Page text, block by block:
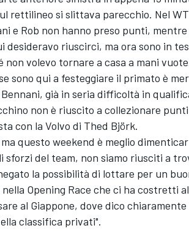
rettilineo si slittava parecchio. Nel
e Rob non hanno preso punti,
desideravo riuscirci, ma ora sono in
volevo tornare a casa a mani
sono qui a festeggiare il primato è
già in seria difficoltà in
non è riuscito a collezionare
con la Volvo di Thed Björk.
questo weekend è meglio
del team, non siamo riusciti a
la possibilità di lottare per un
Opening Race che ci ha costretti
al Giappone, dove dico
classifica privati".